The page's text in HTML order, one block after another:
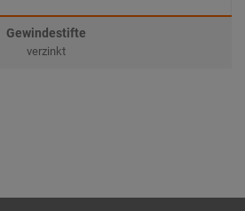
Gewindestifte
verzinkt